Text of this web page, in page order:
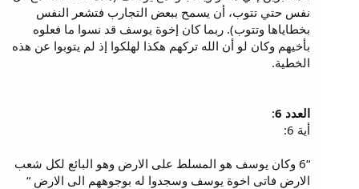
نفس حتي تتوب، أن يسمح ببعض التجارب فتشعر النفس
بخطاياها وتتوب). ربما كان إخوة يوسف قد نسوا ما فعلوه
بأخيهم وكان لو أن الله تركهم هكذا لهلكوا إذ لم يتوبوا عن هذه
الخطية.
العدد 6
:
أية 6:
“6 وكان يوسف هو المسلط على الارض وهو البائع لكل شعب
الارض فاتى اخوة يوسف وسجدوا له بوجوههم الى الارض “